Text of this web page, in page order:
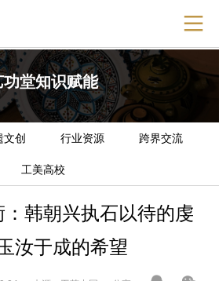
功堂知识赋能
文创 行业资源 跨界交流
工美高校
韩朝兴执石以待的虔
汝于成的希望